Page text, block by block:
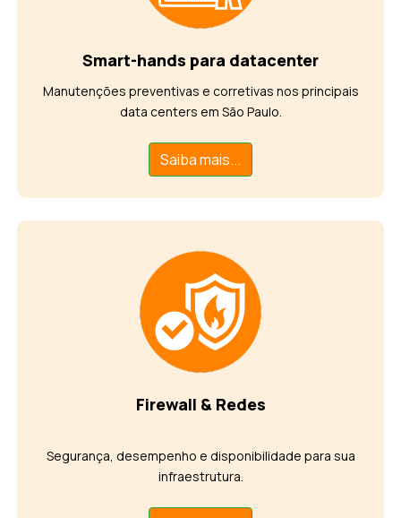
Smart-hands para datacenter
Manutenções preventivas e corretivas nos principais
data centers em São Paulo.
Saiba mais...
Firewall & Redes
Segurança, desempenho e disponibilidade para sua
infraestrutura.